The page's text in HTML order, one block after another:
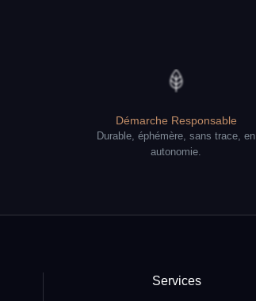
Démarche Responsable
Durable, éphémère, sans trace, en
autonomie.
Services